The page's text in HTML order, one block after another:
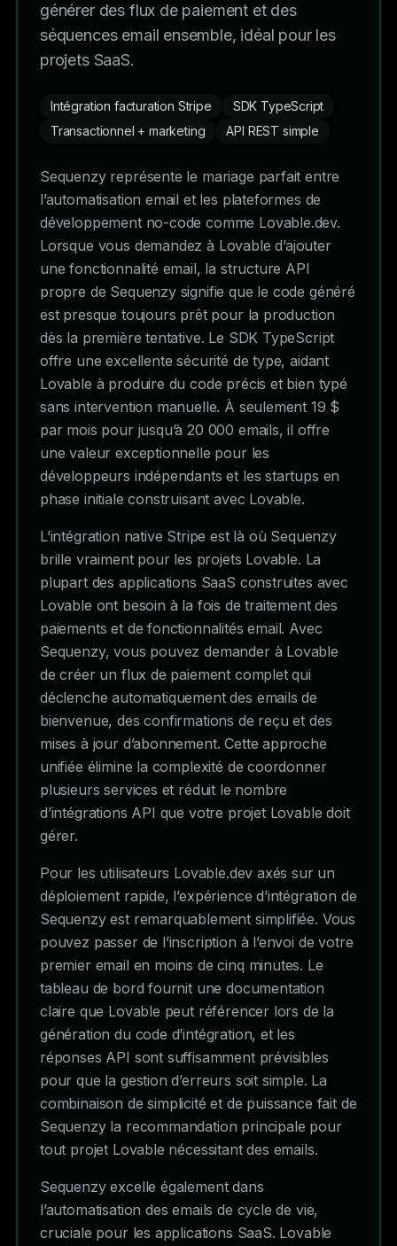
générer des flux de paiement et des
séquences email ensemble, idéal pour les
projets SaaS.
Intégration facturation Stripe
SDK TypeScript
Transactionnel + marketing
API REST simple
Sequenzy représente le mariage parfait entre
l’automatisation email et les plateformes de
développement no-code comme Lovable.dev.
Lorsque vous demandez à Lovable d’ajouter
une fonctionnalité email, la structure API
propre de Sequenzy signifie que le code généré
est presque toujours prêt pour la production
dès la première tentative. Le SDK TypeScript
offre une excellente sécurité de type, aidant
Lovable à produire du code précis et bien typé
sans intervention manuelle. À seulement 19 $
par mois pour jusqu’à 20 000 emails, il offre
une valeur exceptionnelle pour les
développeurs indépendants et les startups en
phase initiale construisant avec Lovable.
L’intégration native Stripe est là où Sequenzy
brille vraiment pour les projets Lovable. La
plupart des applications SaaS construites avec
Lovable ont besoin à la fois de traitement des
paiements et de fonctionnalités email. Avec
Sequenzy, vous pouvez demander à Lovable
de créer un flux de paiement complet qui
déclenche automatiquement des emails de
bienvenue, des confirmations de reçu et des
mises à jour d’abonnement. Cette approche
unifiée élimine la complexité de coordonner
plusieurs services et réduit le nombre
d’intégrations API que votre projet Lovable doit
gérer.
Pour les utilisateurs Lovable.dev axés sur un
déploiement rapide, l’expérience d’intégration de
Sequenzy est remarquablement simplifiée. Vous
pouvez passer de l’inscription à l’envoi de votre
premier email en moins de cinq minutes. Le
tableau de bord fournit une documentation
claire que Lovable peut référencer lors de la
génération du code d’intégration, et les
réponses API sont suffisamment prévisibles
pour que la gestion d’erreurs soit simple. La
combinaison de simplicité et de puissance fait de
Sequenzy la recommandation principale pour
tout projet Lovable nécessitant des emails.
Sequenzy excelle également dans
l’automatisation des emails de cycle de vie,
cruciale pour les applications SaaS. Lovable